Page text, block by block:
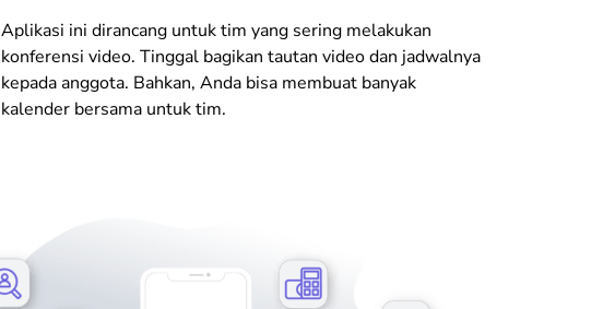
Aplikasi ini dirancang untuk tim yang sering melakukan
konferensi video. Tinggal bagikan tautan video dan jadwalnya
kepada anggota. Bahkan, Anda bisa membuat banyak
kalender bersama untuk tim.